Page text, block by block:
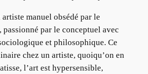
manuel obsédé par le
passionné par le conceptuel avec
et philosophique. Ce
chez un artiste, quoiqu’on en
l’art est hypersensible,